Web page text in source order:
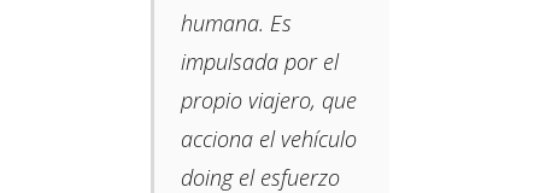
humana. Es
impulsada por el
propio viajero, que
acciona el vehículo
doing el esfuerzo